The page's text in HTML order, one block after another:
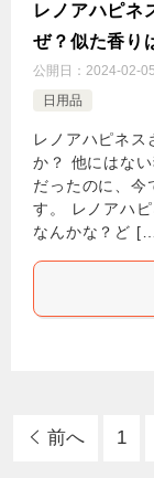
レノアハピネ
ぜ？似た香り
公開日： 2024-02-05
日用品
レノアハピネス
か？ 他にはな
だったのに、今
す。 レノアハ
なんかな？ど
前へ 1